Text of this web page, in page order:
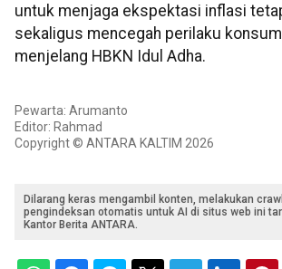
untuk menjaga ekspektasi inflasi
sekaligus mencegah perilaku
menjelang HBKN Idul Adha.
Pewarta: Arumanto
Editor: Rahmad
Copyright © ANTARA KALTIM 2026
Dilarang keras mengambil konten, melakukan
pengindeksan otomatis untuk AI di situs web ini
Kantor Berita ANTARA.